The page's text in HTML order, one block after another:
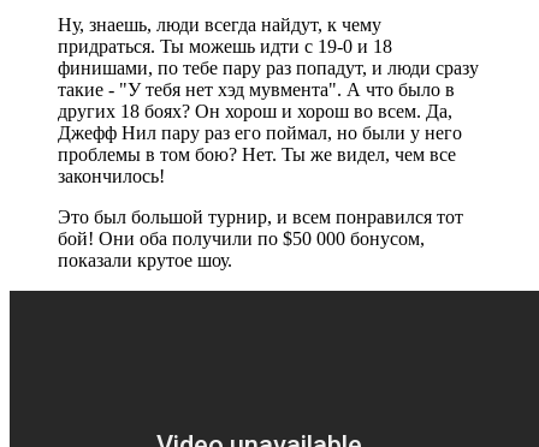
Ну, знаешь, люди всегда найдут, к чему
придраться. Ты можешь идти с 19-0 и 18
финишами, по тебе пару раз попадут, и люди сразу
такие - "У тебя нет хэд мувмента". А что было в
других 18 боях? Он хорош и хорош во всем. Да,
Джефф Нил пару раз его поймал, но были у него
проблемы в том бою? Нет. Ты же видел, чем все
закончилось!
Это был большой турнир, и всем понравился тот
бой! Они оба получили по $50 000 бонусом,
показали крутое шоу.